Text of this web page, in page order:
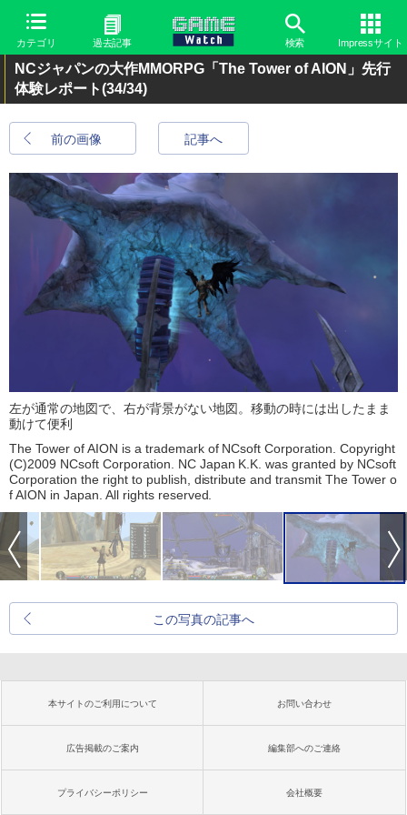
カテゴリ 過去記事 検索 Impressサイト
NCジャパンの大作MMORPG「The Tower of AION」先行
体験レポート(34/34)
前の画像 記事へ
左が通常の地図で、右が背景がない地図。移動の時には出したまま
動けて便利
The Tower of AION is a trademark of NCsoft Corporation. Copyright
(C)2009 NCsoft Corporation. NC Japan K.K. was granted by NCsoft
Corporation the right to publish, distribute and transmit The Tower o
f AION in Japan. All rights reserved.
この写真の記事へ
本サイトのご利用について お問い合わせ
広告掲載のご案内 編集部へのご連絡
プライバシーポリシー 会社概要